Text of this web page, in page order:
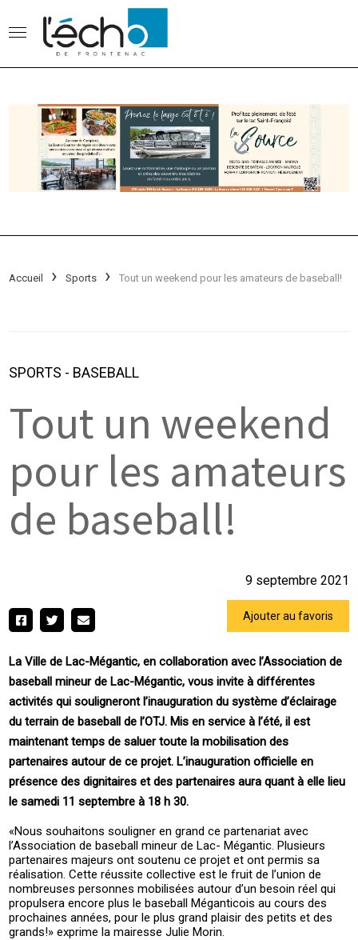
Accueil Sports Tout un weekend pour les amateurs de baseball!
SPORTS - BASEBALL
Tout un weekend
pour les amateurs
de baseball!
9 septembre 2021
Ajouter au favoris
La Ville de Lac-Mégantic, en collaboration avec l’Association de
baseball mineur de Lac-Mégantic, vous invite à différentes
activités qui souligneront l’inauguration du système d’éclairage
du terrain de baseball de l’OTJ. Mis en service à l’été, il est
maintenant temps de saluer toute la mobilisation des
partenaires autour de ce projet. L’inauguration officielle en
présence des dignitaires et des partenaires aura quant à elle lieu
le samedi 11 septembre à 18 h 30.
«Nous souhaitons souligner en grand ce partenariat avec
l’Association de baseball mineur de Lac- Mégantic. Plusieurs
partenaires majeurs ont soutenu ce projet et ont permis sa
réalisation. Cette réussite collective est le fruit de l’union de
nombreuses personnes mobilisées autour d’un besoin réel qui
propulsera encore plus le baseball Méganticois au cours des
prochaines années, pour le plus grand plaisir des petits et des
grands!» exprime la mairesse Julie Morin.